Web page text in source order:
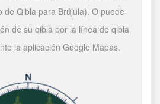
de Qibla para Brújula). O puede
de su qibla por la línea de qibla
la aplicación Google Mapas.